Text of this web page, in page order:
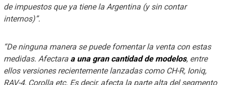
de impuestos que ya tiene la Argentina (y sin contar
internos)”.
“De ninguna manera se puede fomentar la venta con estas
medidas. Afectara a una gran cantidad de modelos, entre
ellos versiones recientemente lanzadas como CH-R, Ioniq,
RAV-4, Corolla etc. Es decir, afecta la parte alta del segmento